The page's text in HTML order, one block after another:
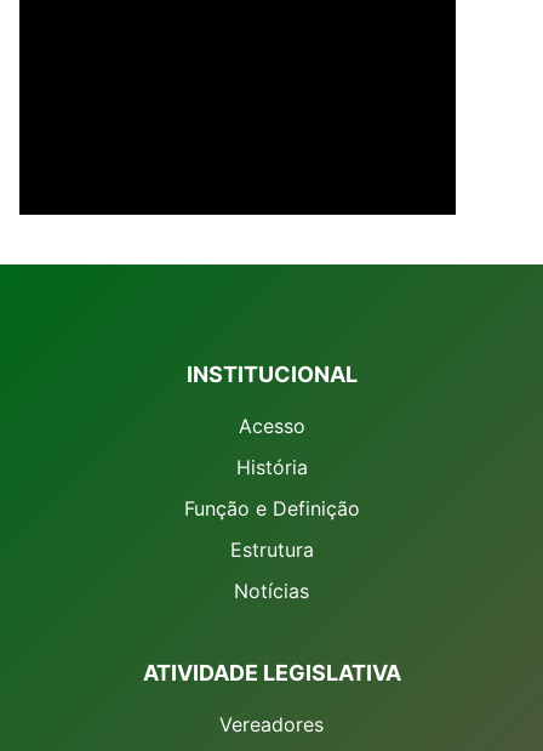
INSTITUCIONAL
Acesso
História
Função e Definição
Estrutura
Notícias
ATIVIDADE LEGISLATIVA
Vereadores